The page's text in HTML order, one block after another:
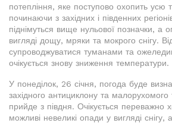
потепління, яке поступово охопить усю
починаючи з західних і південних
піднімуться вище нульової позначки, а
вигляді дощу, мряки та мокрого снігу.
супроводжуватися туманами та
очікується знову зниження температури.
У понеділок, 26 січня, погода буде
західного антициклону та
прийде з півдня. Очікується переважно
можливі невеликі опади у вигляді